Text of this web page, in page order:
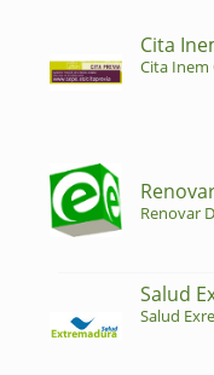
Cita
Cita Inem
Renovar
Salud
Salud